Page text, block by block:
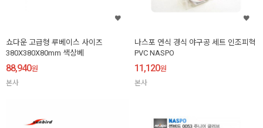
쇼다운 고급형 루베이스 사이즈
380X380X80mm 색상베
88,940원
본사
나스포 연식 경식 야구공 세트 인조피혁
PVC NASPO
11,120원
본사